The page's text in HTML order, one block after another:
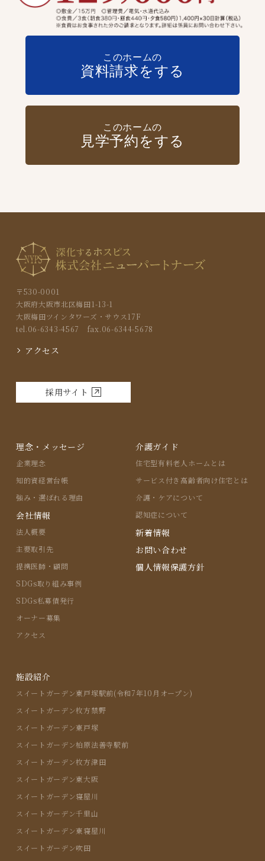
このホームの
資料請求をする
このホームの
見学予約をする
〒530-0001
大阪府大阪市北区梅田1-13-1
大阪梅田ツインタワーズ・サウス17F
tel.06-6343-4567 fax.06-6344-5678
アクセス
採用サイト
理念・メッセージ
企業理念
知的資経営台帳
強み・選ばれる理由
会社情報
法人概要
主要取引先
提携医師・顧問
SDGs取り組み事例
SDGs私募債発行
オーナー募集
アクセス
介護ガイド
住宅型有料⽼⼈ホームとは
サービス付き⾼齢者向け住宅とは
介護・ケアについて
認知症について
新着情報
お問い合わせ
個人情報保護方針
施設紹介
スイートガーデン東戸塚駅前(令和7年10月オープン)
スイートガーデン枚方禁野
スイートガーデン東戸塚
スイートガーデン柏原法善寺駅前
スイートガーデン枚方津田
スイートガーデン東大阪
スイートガーデン寝屋川
スイートガーデン千里山
スイートガーデン東寝屋川
スイートガーデン吹田